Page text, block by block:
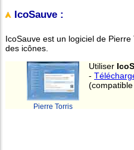
IcoSauve :
IcoSauve est un logiciel de
des icônes.
Pierre Torris
Utiliser
-